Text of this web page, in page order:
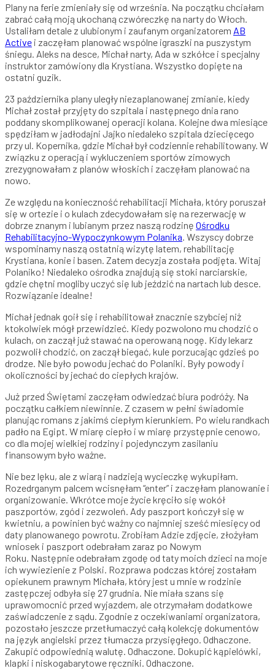
Plany na ferie zmieniały się od września. Na początku chciałam
zabrać całą moją ukochaną czwóreczkę na narty do Włoch.
Ustaliłam detale z ulubionym i zaufanym organizatorem AB
Active i zaczęłam planować wspólne igraszki na puszystym
śniegu. Aleks na desce, Michał narty, Ada w szkółce i specjalny
instruktor zamówiony dla Krystiana. Wszystko dopięte na
ostatni guzik.
23 października plany uległy niezaplanowanej zmianie, kiedy
Michał został przyjęty do szpitala i następnego dnia rano
poddany skomplikowanej operacji kolana. Kolejne dwa miesiące
spędziłam w jadłodajni Jajko niedaleko szpitala dziecięcego
przy ul. Kopernika, gdzie Michał był codziennie rehabilitowany. W
związku z operacją i wykluczeniem sportów zimowych
zrezygnowałam z planów włoskich i zaczęłam planować na
nowo.
Ze względu na konieczność rehabilitacji Michała, który poruszał
się w ortezie i o kulach zdecydowałam się na rezerwację w
dobrze znanym i lubianym przez naszą rodzinę Ośrodku
Rehabilitacyjno-Wypoczynkowym Polanika . Wszyscy dobrze
wspominamy naszą ostatnią wizytę latem, rehabilitację
Krystiana, konie i basen. Zatem decyzja została podjęta. Witaj
Polaniko! Niedaleko ośrodka znajdują się stoki narciarskie,
gdzie chętni mogliby uczyć się lub jeździć na nartach lub desce.
Rozwiązanie idealne!
Michał jednak goił się i rehabilitował znacznie szybciej niż
ktokolwiek mógł przewidzieć. Kiedy pozwolono mu chodzić o
kulach, on zaczął już stawać na operowaną nogę. Kidy lekarz
pozwolił chodzić, on zaczął biegać, kule porzucając gdzieś po
drodze. Nie było powodu jechać do Polaniki. Były powody i
okoliczności by jechać do ciepłych krajów.
Już przed Świętami zaczęłam odwiedzać biura podróży. Na
początku całkiem niewinnie. Z czasem w pełni świadomie
planując romans z jakimś ciepłym kierunkiem. Po wielu randkach
padło na Egipt. W miarę ciepło i w miarę przystępnie cenowo,
co dla mojej wielkiej rodziny i pojedynczym zasilaniu
finansowym było ważne.
Nie bez lęku, ale z wiarą i nadzieją wycieczkę wykupiłam.
Rozedrganym palcem wcisnęłam “enter” i zaczęłam planowanie i
organizowanie. Wkrótce moje życie kręciło się wokół
paszportów, zgód i zezwoleń. Ady paszport kończył się w
kwietniu, a powinien być ważny co najmniej sześć miesięcy od
daty planowanego powrotu. Zrobiłam Adzie zdjęcie, złożyłam
wniosek i paszport odebrałam zaraz po Nowym
Roku. Następnie odebrałam zgodę od taty moich dzieci na moje
ich wywiezienie z Polski. Rozprawa podczas której zostałam
opiekunem prawnym Michała, który jest u mnie w rodzinie
zastępczej odbyła się 27 grudnia. Nie miała szans się
uprawomocnić przed wyjazdem, ale otrzymałam dodatkowe
zaświadczenie z sądu. Zgodnie z oczekiwaniami organizatora,
pozostało jeszcze przetłumaczyć całą kolekcję dokumentów
na język angielski przez tłumacza przysięgłego. Odhaczone.
Zakupić odpowiednią walutę. Odhaczone. Dokupić kąpielówki,
klapki i niskogabarytowe ręczniki. Odhaczone.